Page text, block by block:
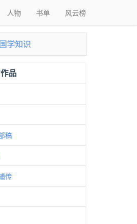
人物 书单 风云榜
国学知识
品
稿
传